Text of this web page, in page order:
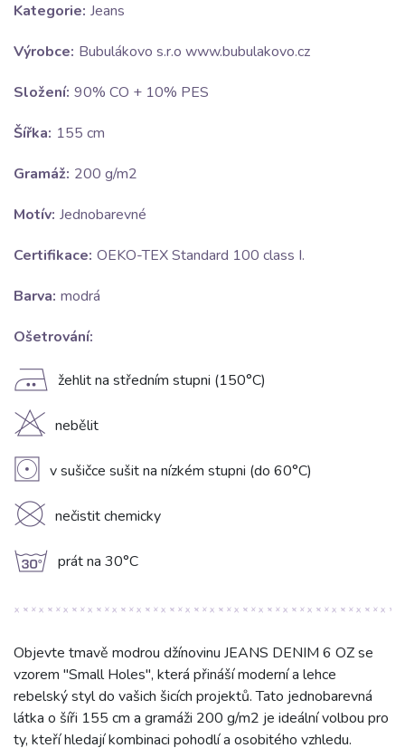
Kategorie: Jeans
Výrobce: Bubulákovo s.r.o www.bubulakovo.cz
Složení: 90% CO + 10% PES
Šířka: 155 cm
Gramáž: 200 g/m2
Motív: Jednobarevné
Certifikace: OEKO-TEX Standard 100 class I.
Barva: modrá
Ošetrování:
E žehlit na středním stupni (150°C)
H nebělit
V v sušičce sušit na nízkém stupni (do 60°C)
K nečistit chemicky
g prát na 30°C
Objevte tmavě modrou džínovinu JEANS DENIM 6 OZ se
vzorem "Small Holes", která přináší moderní a lehce
rebelský styl do vašich šicích projektů. Tato jednobarevná
látka o šíři 155 cm a gramáži 200 g/m2 je ideální volbou pro
ty, kteří hledají kombinaci pohodlí a osobitého vzhledu.